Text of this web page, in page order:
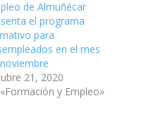
de Almuñécar
el programa
para
en el mes
21, 2020
y Empleo»